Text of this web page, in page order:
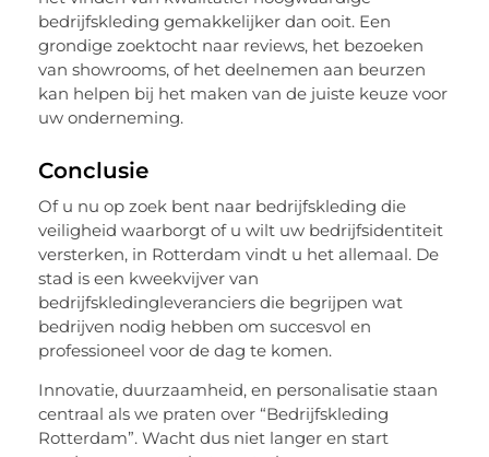
bedrijfskleding gemakkelijker dan ooit. Een
grondige zoektocht naar reviews, het bezoeken
van showrooms, of het deelnemen aan beurzen
kan helpen bij het maken van de juiste keuze voor
uw onderneming.
Conclusie
Of u nu op zoek bent naar bedrijfskleding die
veiligheid waarborgt of u wilt uw bedrijfsidentiteit
versterken, in Rotterdam vindt u het allemaal. De
stad is een kweekvijver van
bedrijfskledingleveranciers die begrijpen wat
bedrijven nodig hebben om succesvol en
professioneel voor de dag te komen.
Innovatie, duurzaamheid, en personalisatie staan
centraal als we praten over “Bedrijfskleding
Rotterdam”. Wacht dus niet langer en start